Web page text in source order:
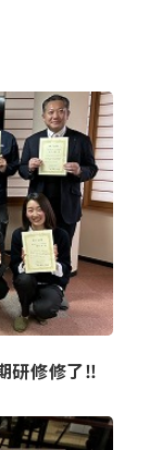
研修修了‼